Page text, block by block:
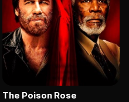
The Poison Rose